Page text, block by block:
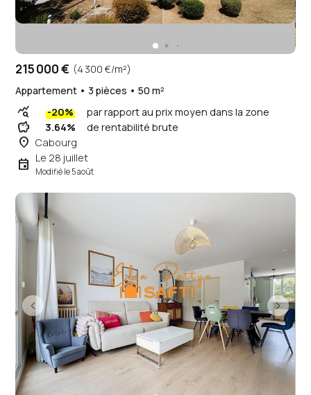
215 000 € (4 300 €/m²)
Appartement • 3 pièces • 50 m²
query_stats -20% par rapport au prix moyen dans la zone
savings 3.64% de rentabilité brute
place Cabourg
event Le 28 juillet
Modifié le 5 août